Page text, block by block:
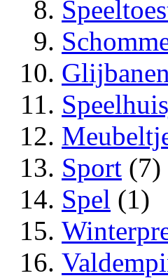
Sport (7)
Spel (1)